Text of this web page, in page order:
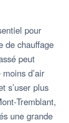
pour
de chauffage
peut
d’air
s’user plus
Tremblant,
une grande